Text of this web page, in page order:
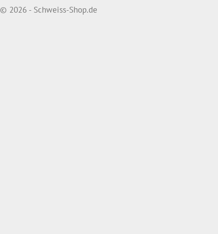
© 2026 - Schweiss-Shop.de